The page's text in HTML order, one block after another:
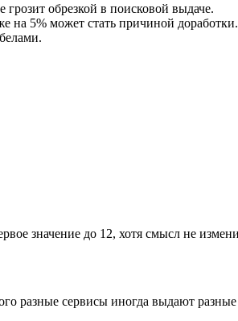
обрезкой в поисковой выдаче.
на 5% может стать причиной доработки.
значение до 12, хотя смысл не
разные сервисы иногда выдают